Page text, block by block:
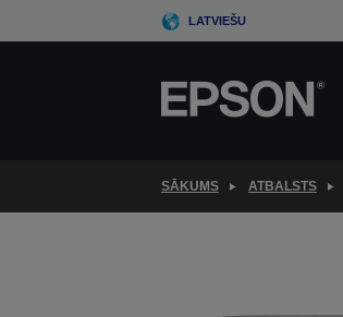
to
LATVIEŠU
SĀKUMS ATBALSTS